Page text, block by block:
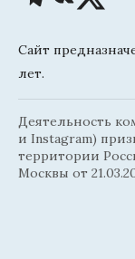
Сайт
лет.
Деятельность
и Instagram)
территории
Москвы от